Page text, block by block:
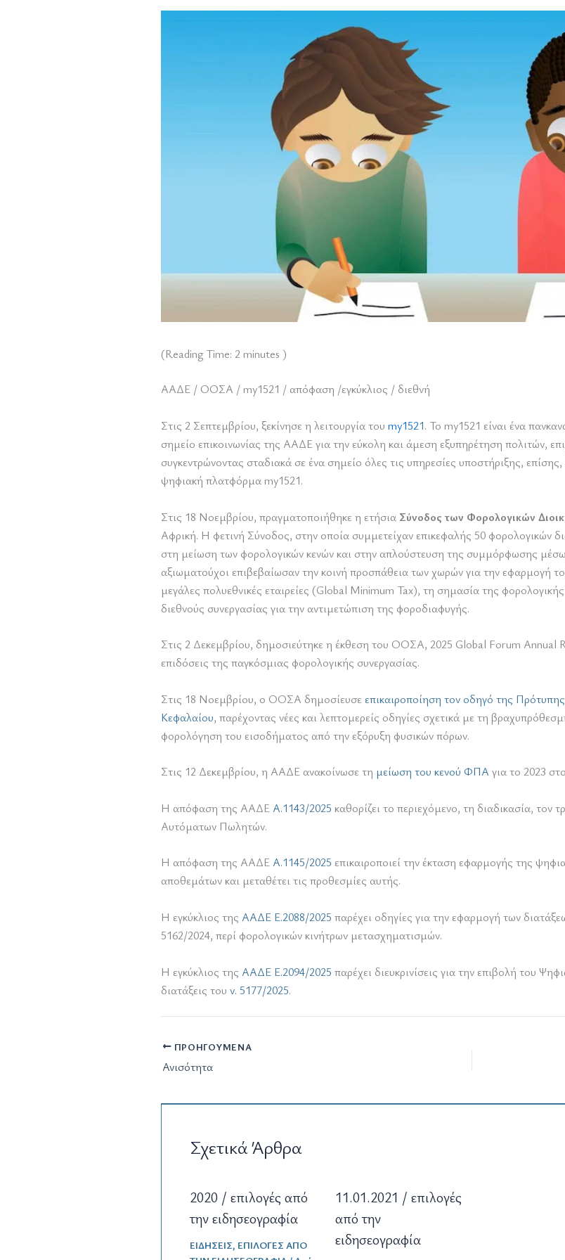
(Reading Time: 2 minutes )
ΑΑΔΕ / ΟΟΣΑ / my1521 / απόφαση /εγκύκλιος / διεθνή
Στις 2 Σεπτεμβρίου, ξεκίνησε η λειτουργία του my1521. Το my1521 είναι ένα
σημείο επικοινωνίας της ΑΑΔΕ για την εύκολη και άμεση εξυπηρέτηση πολιτών,
συγκεντρώνοντας σταδιακά σε ένα σημείο όλες τις υπηρεσίες υποστήριξης,
ψηφιακή πλατφόρμα my1521.
Στις 18 Νοεμβρίου, πραγματοποιήθηκε η ετήσια Σύνοδος των Φορολογικών
Αφρική. Η φετινή Σύνοδος, στην οποία συμμετείχαν επικεφαλής 50 φορολογικών
στη μείωση των φορολογικών κενών και στην απλούστευση της συμμόρφωσης
αξιωματούχοι επιβεβαίωσαν την κοινή προσπάθεια των χωρών για την εφαρμογή
μεγάλες πολυεθνικές εταιρείες (Global Minimum Tax), τη σημασία της
διεθνούς συνεργασίας για την αντιμετώπιση της φοροδιαφυγής.
Στις 2 Δεκεμβρίου, δημοσιεύτηκε η έκθεση του ΟΟΣΑ, 2025 Global Forum Annual
επιδόσεις της παγκόσμιας φορολογικής συνεργασίας.
Στις 18 Νοεμβρίου, o ΟΟΣΑ δημοσίευσε επικαιροποίηση τον οδηγό της
Κεφαλαίου, παρέχοντας νέες και λεπτομερείς οδηγίες σχετικά με τη
φορολόγηση του εισοδήματος από την εξόρυξη φυσικών πόρων.
Στις 12 Δεκεμβρίου, η ΑΑΔΕ ανακοίνωσε τη μείωση του κενού ΦΠΑ για το 2023
Η απόφαση της ΑΑΔΕΑ.1143/2025 καθορίζει το περιεχόμενο, τη διαδικασία,
Αυτόματων Πωλητών.
Η απόφαση της ΑΑΔΕΑ.1145/2025 επικαιροποιεί την έκταση εφαρμογής της
αποθεμάτων και μεταθέτει τις προθεσμίες αυτής.
Η εγκύκλιος της ΑΑΔΕ Ε.2088/2025 παρέχει οδηγίες για την εφαρμογή των
5162/2024, περί φορολογικών κινήτρων μετασχηματισμών.
Η εγκύκλιος της ΑΑΔΕ Ε.2094/2025 παρέχει διευκρινίσεις για την επιβολή του
διατάξεις του ν. 5177/2025.
ΠΡΟΗΓΟΎΜΕΝΑ
Ανισότητα
Σχετικά Άρθρα
2020 / επιλογές από
την ειδησεογραφία
ΕΙΔΗΣΕΙΣ, ΕΠΙΛΟΓΕΣ ΑΠΟ
11.01.2021 / επιλογές
από την
ειδησεογραφία